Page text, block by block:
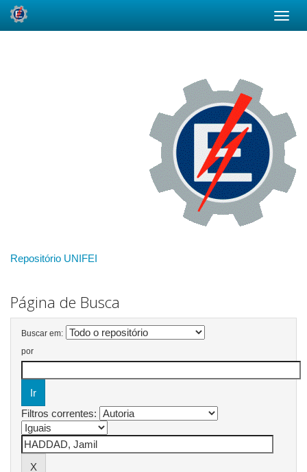
Repositório UNIFEI
Página de Busca
Buscar em:
por
Filtros correntes: